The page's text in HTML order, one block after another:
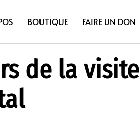
BOUTIQUE FAIRE UN DON
de la visite